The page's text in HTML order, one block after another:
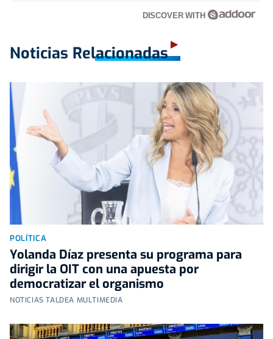
DISCOVER WITH
Noticias Relacionadas
POLÍTICA
Yolanda Díaz presenta su programa para
dirigir la OIT con una apuesta por
democratizar el organismo
NOTICIAS TALDEA MULTIMEDIA